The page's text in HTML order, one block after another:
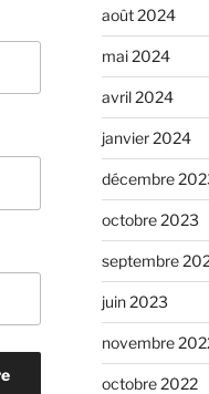
août 2024
mai 2024
avril 2024
janvier 2024
décembre
octobre 2023
septembre
juin 2023
novembre
octobre 2022